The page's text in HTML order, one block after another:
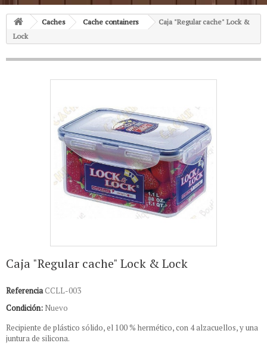
Caches Cache containers
Caja "Regular cache" Lock &
Lock
Caja "Regular cache" Lock & Lock
ReferenciaCCLL-003
Condición: Nuevo
Recipiente de plástico sólido, el 100 % hermético, con 4 alzacuellos, y una
juntura de silicona.